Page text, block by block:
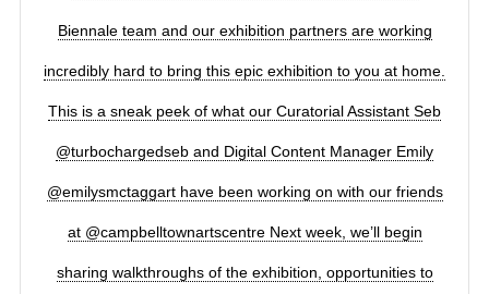
Biennale team and our exhibition partners are working
incredibly hard to bring this epic exhibition to you at home.
This is a sneak peek of what our Curatorial Assistant Seb
@turbochargedseb and Digital Content Manager Emily
@emilysmctaggart have been working on with our friends
at @campbelltownartscentre Next week, we’ll begin
sharing walkthroughs of the exhibition, opportunities to